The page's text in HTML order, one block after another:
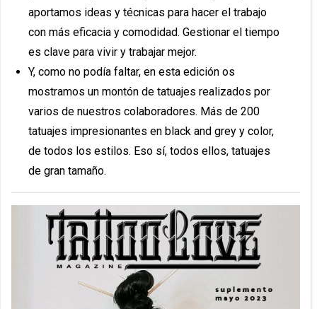
aportamos ideas y técnicas para hacer el trabajo
con más eficacia y comodidad. Gestionar el tiempo
es clave para vivir y trabajar mejor.
Y, como no podía faltar, en esta edición os
mostramos un montón de tatuajes realizados por
varios de nuestros colaboradores. Más de 200
tatuajes impresionantes en black and grey y color,
de todos los estilos. Eso sí, todos ellos, tatuajes
de gran tamaño.